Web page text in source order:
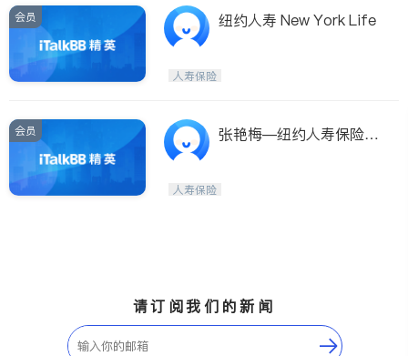
会员 纽约人寿 New York Life
人寿保险
会员
张艳梅—纽约人寿保险公
人寿保险
请订阅我们的新闻